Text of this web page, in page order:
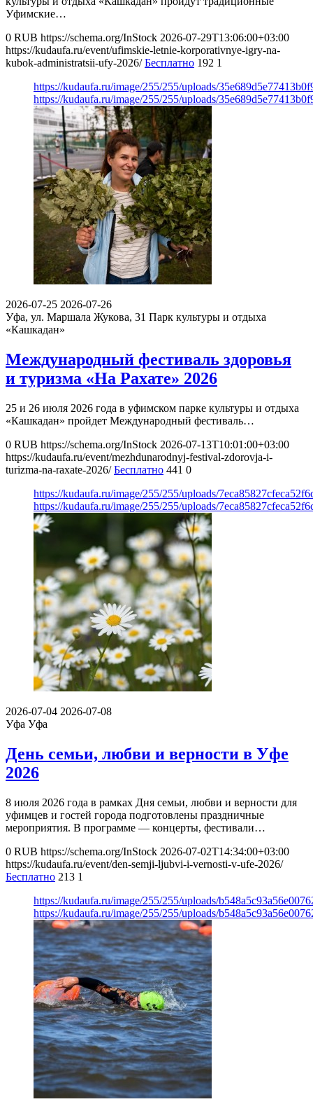
Уфимские…
0 RUB https://schema.org/InStock 2026-07-29T13:06:00+03:00
https://kudaufa.ru/event/ufimskie-letnie-korporativnye-igry-na-
kubok-administratsii-ufy-2026/ Бесплатно 192 1
https://kudaufa.ru/image/255/255/uploads/
https://kudaufa.ru/image/255/255/uploads/
2026-07-25 2026-07-26
Уфа, ул. Маршала Жукова, 31 Парк культуры и отдыха
«Кашкадан»
Международный фестиваль здоровья
и туризма «На Рахате» 2026
25 и 26 июля 2026 года в уфимском парке культуры и отдыха
«Кашкадан» пройдет Международный фестиваль…
0 RUB https://schema.org/InStock 2026-07-13T10:01:00+03:00
https://kudaufa.ru/event/mezhdunarodnyj-festival-zdorovja-i-
turizma-na-raxate-2026/ Бесплатно 441 0
https://kudaufa.ru/image/255/255/uploads/
https://kudaufa.ru/image/255/255/uploads/
2026-07-04 2026-07-08
Уфа Уфа
День семьи, любви и верности в Уфе
2026
8 июля 2026 года в рамках Дня семьи, любви и верности для
уфимцев и гостей города подготовлены праздничные
мероприятия. В программе — концерты, фестивали…
0 RUB https://schema.org/InStock 2026-07-02T14:34:00+03:00
https://kudaufa.ru/event/den-semji-ljubvi-i-vernosti-v-ufe-2026/
Бесплатно 213 1
https://kudaufa.ru/image/255/255/uploads/
https://kudaufa.ru/image/255/255/uploads/